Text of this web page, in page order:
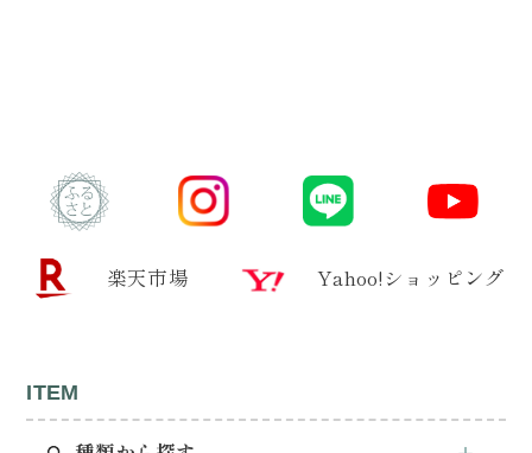
楽天市場 Yahoo!ショッピング
ITEM